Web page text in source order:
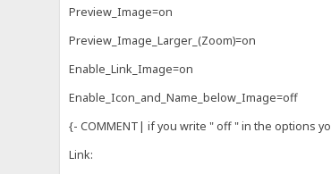
Preview_Image=on
Preview_Image_Larger_(Zoom)=on
Enable_Link_Image=on
Enable_Icon_and_Name_below_Image=off
{- COMMENT| if you write " off " in the options
Link: